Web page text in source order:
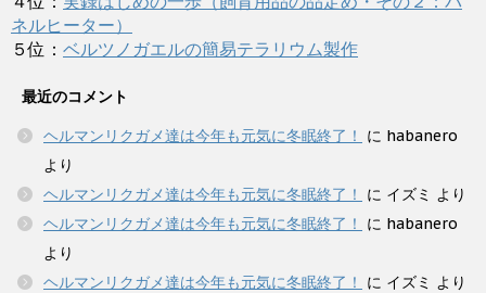
ネルヒーター）
５位： ベルツノガエルの簡易テラリウム製作
最近のコメント
ヘルマンリクガメ達は今年も元気に冬眠終了！
に habanero
より
ヘルマンリクガメ達は今年も元気に冬眠終了！
に イズミ より
ヘルマンリクガメ達は今年も元気に冬眠終了！
に habanero
より
ヘルマンリクガメ達は今年も元気に冬眠終了！
に イズミ より